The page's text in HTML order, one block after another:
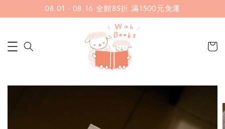
08.01 - 08.16 全館85折 滿1500元免運